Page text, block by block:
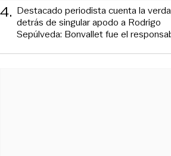
4. Destacado periodista cuenta la
detrás de singular apodo a Rodrigo
Sepúlveda: Bonvallet fue el